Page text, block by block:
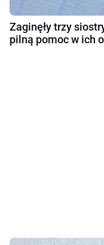
Zaginęły trzy
pilną pomoc w ich